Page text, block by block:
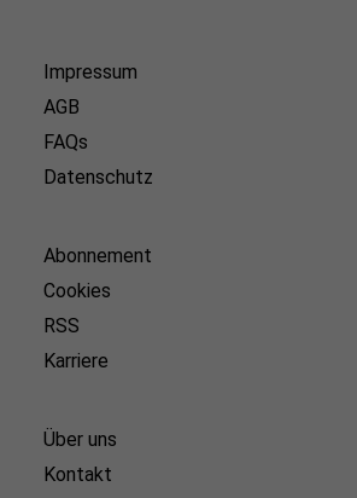
Impressum
AGB
FAQs
Datenschutz
Abonnement
Cookies
RSS
Karriere
Über uns
Kontakt